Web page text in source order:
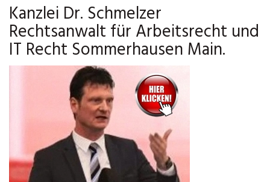
Kanzlei Dr. Schmelzer
Rechtsanwalt für Arbeitsrecht und
IT Recht Sommerhausen Main.